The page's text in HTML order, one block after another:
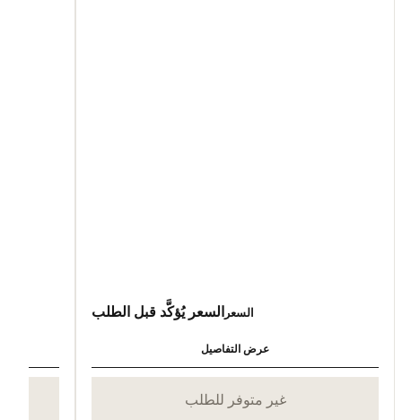
السعر السعر يُؤكَّد قبل الطلب
عرض التفاصيل
غير متوفر للطلب